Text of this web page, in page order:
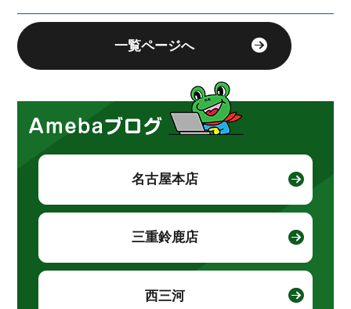
一覧ページへ
名古屋本店
三重鈴鹿店
西三河